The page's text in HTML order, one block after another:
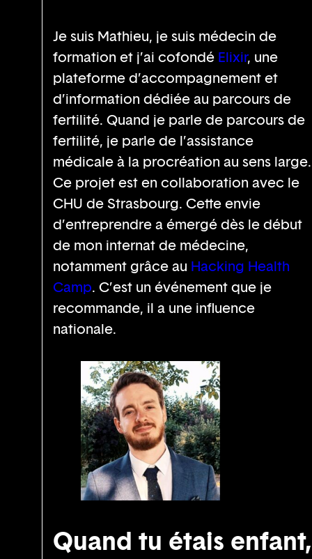
Je suis Mathieu, je suis médecin de
formation et j’ai cofondé Elixir, une
plateforme d’accompagnement et
d’information dédiée au parcours de
fertilité. Quand je parle de parcours de
fertilité, je parle de l’assistance
médicale à la procréation au sens large.
Ce projet est en collaboration avec le
CHU de Strasbourg. Cette envie
d’entreprendre a émergé dès le début
de mon internat de médecine,
notamment grâce au Hacking Health
Camp. C’est un événement que je
recommande, il a une influence
nationale.
Quand tu étais enfant,